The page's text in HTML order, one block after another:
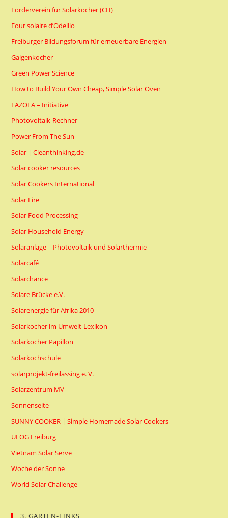
Förderverein für Solarkocher (CH)
Four solaire d’Odeillo
Freiburger Bildungsforum für erneuerbare Energien
Galgenkocher
Green Power Science
How to Build Your Own Cheap, Simple Solar Oven
LAZOLA – Initiative
Photovoltaik-Rechner
Power From The Sun
Solar | Cleanthinking.de
Solar cooker resources
Solar Cookers International
Solar Fire
Solar Food Processing
Solar Household Energy
Solaranlage – Photovoltaik und Solarthermie
Solarcafé
Solarchance
Solare Brücke e.V.
Solarenergie für Afrika 2010
Solarkocher im Umwelt-Lexikon
Solarkocher Papillon
Solarkochschule
solarprojekt-freilassing e. V.
Solarzentrum MV
Sonnenseite
SUNNY COOKER | Simple Homemade Solar Cookers
ULOG Freiburg
Vietnam Solar Serve
Woche der Sonne
World Solar Challenge
3. GARTEN-LINKS